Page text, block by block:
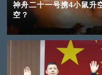
神舟二十一号携4小鼠升
空？